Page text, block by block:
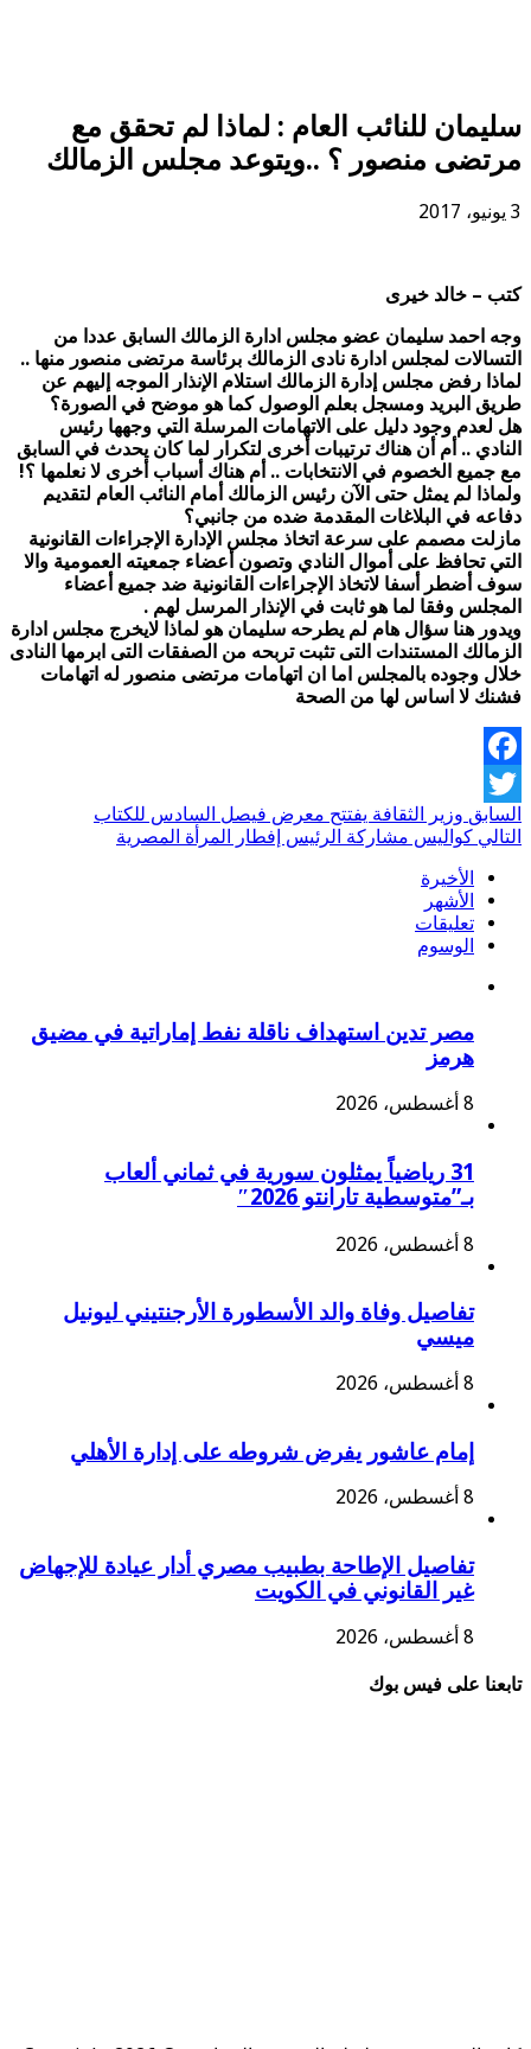
سليمان للنائب العام : لماذا لم تحقق مع
مرتضى منصور ؟ ..ويتوعد مجلس الزمالك
3 يونيو، 2017
كتب – خالد خيرى
وجه احمد سليمان عضو مجلس ادارة الزمالك السابق عددا من
التسالات لمجلس ادارة نادى الزمالك برئاسة مرتضى منصور منها ..
لماذا رفض مجلس إدارة الزمالك استلام الإنذار الموجه إليهم عن
طريق البريد ومسجل بعلم الوصول كما هو موضح في الصورة؟
هل لعدم وجود دليل على الاتهامات المرسلة التي وجهها رئيس
النادي .. أم أن هناك ترتيبات أخرى لتكرار لما كان يحدث في السابق
مع جميع الخصوم في الانتخابات .. أم هناك أسباب أخرى لا نعلمها ؟!
ولماذا لم يمثل حتى الآن رئيس الزمالك أمام النائب العام لتقديم
دفاعه في البلاغات المقدمة ضده من جانبي؟
مازلت مصمم على سرعة اتخاذ مجلس الإدارة الإجراءات القانونية
التي تحافظ على أموال النادي وتصون أعضاء جمعيته العمومية والا
سوف أضطر أسفا لاتخاذ الإجراءات القانونية ضد جميع أعضاء
المجلس وفقا لما هو ثابت في الإنذار المرسل لهم .
ويدور هنا سؤال هام لم يطرحه سليمان هو لماذا لايخرج مجلس ادارة
الزمالك المستندات التى تثبت تربحه من الصفقات التى ابرمها النادى
خلال وجوده بالمجلس اما ان اتهامات مرتضى منصور له اتهامات
فشنك لا اساس لها من الصحة
Facebook
Twitter
السابق وزير الثقافة يفتتح معرض فيصل السادس للكتاب
التالي كواليس مشاركة الرئيس إفطار المرأة المصرية
الأخيرة
الأشهر
تعليقات
الوسوم
مصر تدين استهداف ناقلة نفط إماراتية في مضيق
هرمز
8 أغسطس، 2026
31 رياضياً يمثلون سورية في ثماني ألعاب
بـ”متوسطية تارانتو 2026″
8 أغسطس، 2026
تفاصيل وفاة والد الأسطورة الأرجنتيني ليونيل
ميسي
8 أغسطس، 2026
إمام عاشور يفرض شروطه على إدارة الأهلي
8 أغسطس، 2026
تفاصيل الإطاحة بطبيب مصري أدار عيادة للإجهاض
غير القانوني في الكويت
8 أغسطس، 2026
تابعنا على فيس بوك